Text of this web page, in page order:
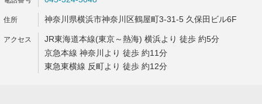
神奈川県横浜市神奈川区鶴屋町3-31-5 久保田ビル6F
JR東海道本線(東京～熱海) 横浜より 徒歩 約5分
京急本線 神奈川より 徒歩 約11分
東急東横線 反町より 徒歩 約12分